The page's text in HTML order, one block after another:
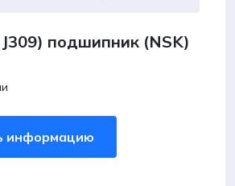
подшипник (NSK)
информацию